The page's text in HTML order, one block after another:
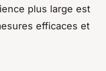
plus large est
efficaces et